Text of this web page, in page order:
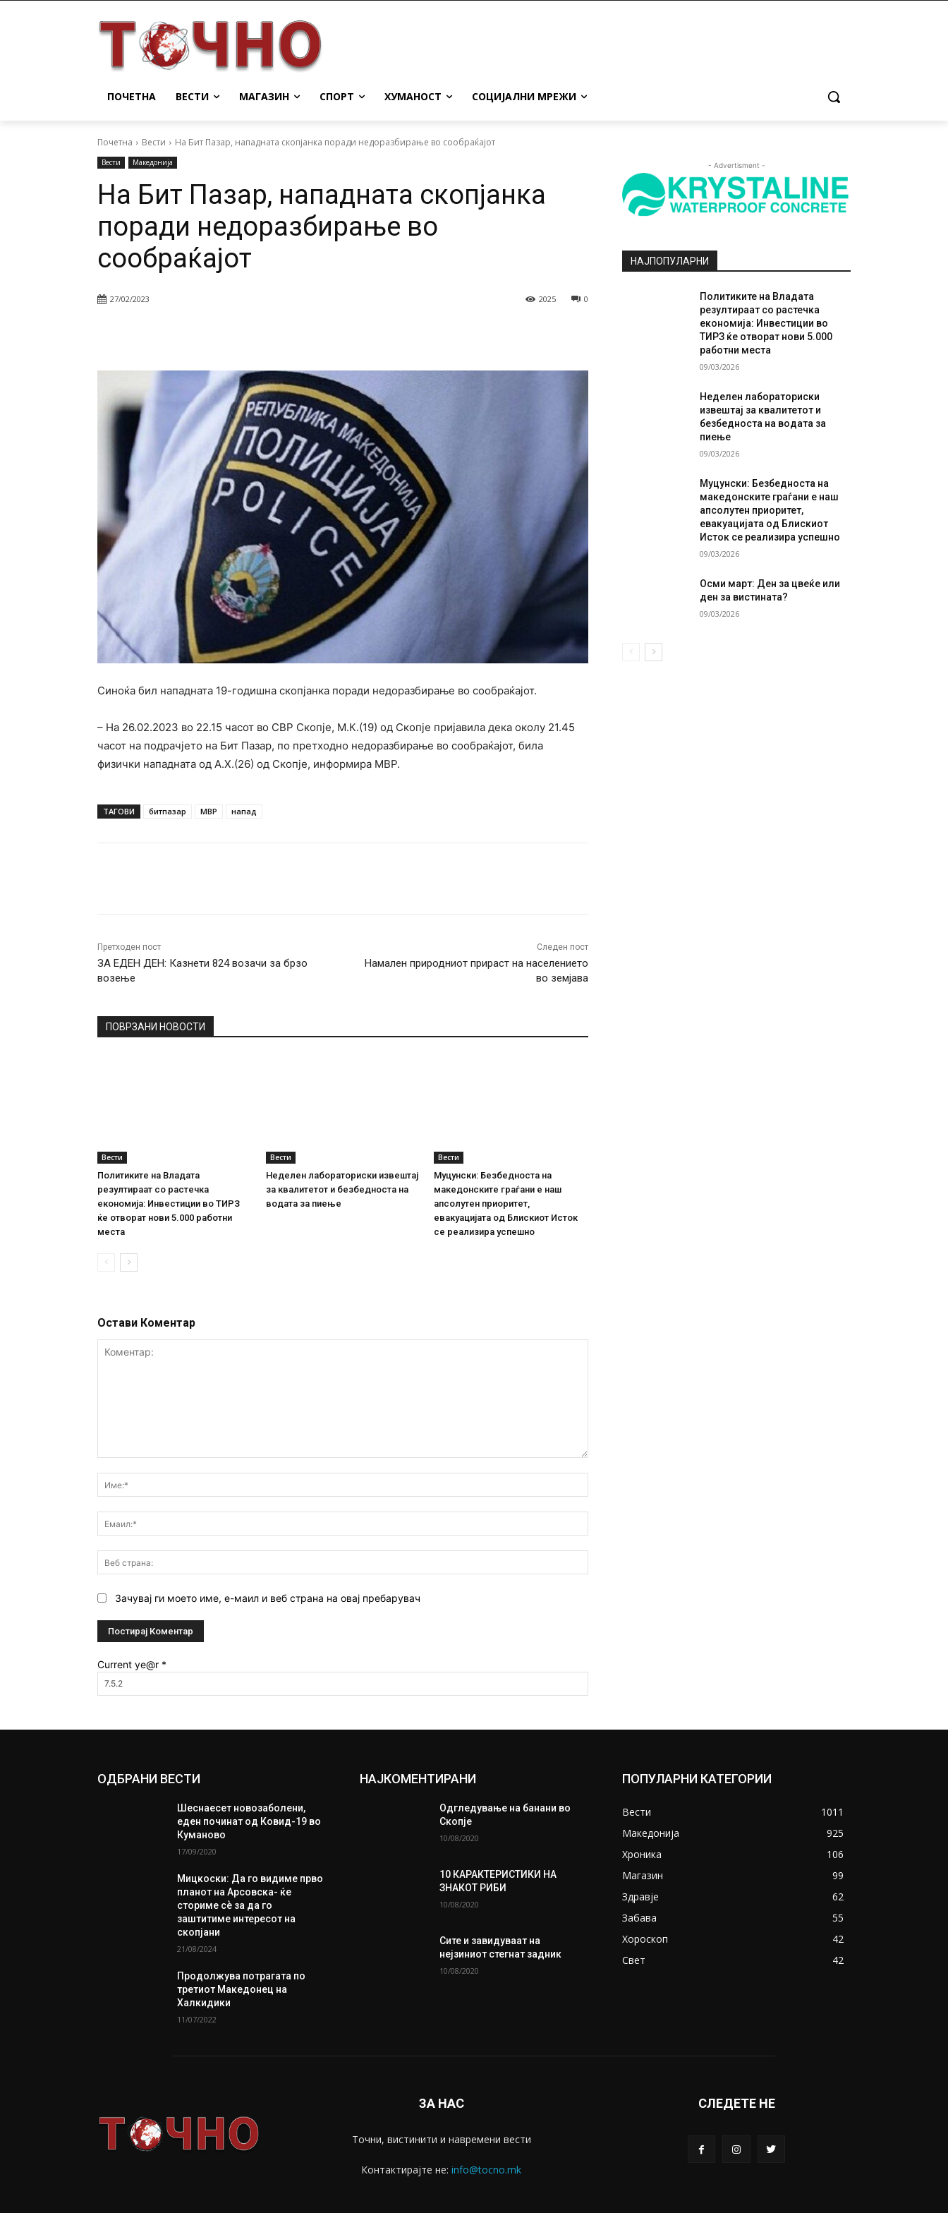
ПОЧЕТНА ВЕСТИ МАГАЗИН СПОРТ ХУМАНОСТ СОЦИЈАЛНИ МРЕЖИ
Почетна Вести На Бит Пазар, нападната скопјанка поради недоразбирање во сообраќајот
Вести Македонија
На Бит Пазар, нападната скопјанка
поради недоразбирање во
сообраќајот
27/02/2023 0
2025
Синоќа бил нападната 19-годишна скопјанка поради недоразбирање во сообраќајот.
– На 26.02.2023 во 22.15 часот во СВР Скопје, М.К.(19) од Скопје пријавила дека околу 21.45
часот на подрачјето на Бит Пазар, по претходно недоразбирање во сообраќајот, била
физички нападната од А.Х.(26) од Скопје, информира МВР.
ТАГОВИ битпазар МВР напад
Претходен пост
ЗА ЕДЕН ДЕН: Казнети 824 возачи за брзо
возење
Следен пост
Намален природниот прираст на населението
во земјава
ПОВРЗАНИ НОВОСТИ
Вести
Политиките на Владата
резултираат со растечка
економија: Инвестиции во ТИРЗ
ќе отворат нови 5.000 работни
места
Вести
Неделен лабораториски извештај
за квалитетот и безбедноста на
водата за пиење
Вести
Муцунски: Безбедноста на
македонските граѓани е наш
апсолутен приоритет,
евакуацијата од Блискиот Исток
се реализира успешно
Остави Коментар
страна:
Зачувај ги моето име, е-маил и веб страна на овај пребарувач
Current ye@r *
- Advertisment -
НАЈПОПУЛАРНИ
Политиките на Владата
резултираат со растечка
економија: Инвестиции во
ТИРЗ ќе отворат нови 5.000
работни места
09/03/2026
Неделен лабораториски
извештај за квалитетот и
безбедноста на водата за
пиење
09/03/2026
Муцунски: Безбедноста на
македонските граѓани е наш
апсолутен приоритет,
евакуацијата од Блискиот
Исток се реализира успешно
09/03/2026
Осми март: Ден за цвеќе или
ден за вистината?
09/03/2026
ОДБРАНИ ВЕСТИ
Шеснаесет новозаболени,
еден починат од Ковид-19 во
Куманово
17/09/2020
Мицкоски: Да го видиме првo
планот на Арсовска- ќе
сториме сѐ за да го
заштитиме интересот на
скопјани
21/08/2024
Продолжува потрагата по
третиот Македонец на
Халкидики
11/07/2022
НАЈКОМЕНТИРАНИ
Одгледување на банани во
Скопје
10/08/2020
10 КАРАКТЕРИСТИКИ НА
ЗНАКОТ РИБИ
10/08/2020
Сите и завидуваат на
нејзиниот стегнат задник
10/08/2020
ПОПУЛАРНИ КАТЕГОРИИ
Вести
1011
Македонија
925
Хроника
106
Магазин
99
Здравје
62
Забава
55
Хороскоп
42
Свет
42
ЗА НАС
Точни, вистинити и навремени вести
Контактирајте не: info@tocno.mk
СЛЕДЕТЕ НЕ